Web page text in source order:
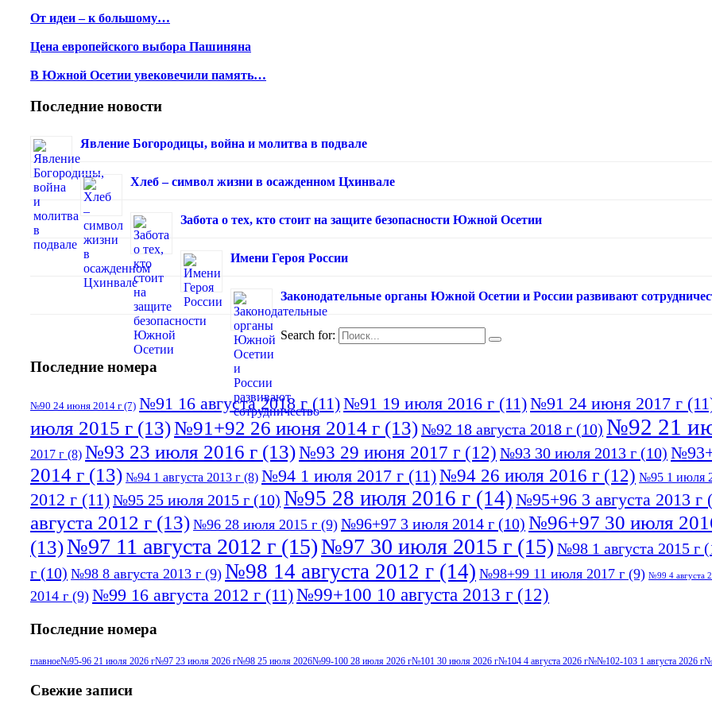
От идеи – к большому…
Цена европейского выбора Пашиняна
В Южной Осетии увековечили память…
Последние новости
Явление Богородицы, война и молитва в подвале
Хлеб – символ жизни в осажденном Цхинвале
Забота о тех, кто стоит на защите безопасности Южной Осетии
Имени Героя России
Законодательные органы Южной Осетии и России развивают
Search for:
Последние номера
№90 24 июня 2014 г (7) №91 16 августа 2018 г (11)№91 19 июля 2016 г (11)№91 24 июня 2017 г
июля 2015 г (13)№91+92 26 июня 2014 г (13)№92 18 августа 2018 г (10) №92 21
2017 г (8) №93 23 июля 2016 г (13)№93 29 июня 2017 г (12) №93 30 июля 2013 г (10)
2014 г (13) №94 1 августа 2013 г (8) №94 1 июля 2017 г (11)№94 26 июля 2016 г (12) №95 1 июля
2012 г (11)№95 25 июля 2015 г (10) №95 28 июля 2016 г (14) №95+96 3 августа 2013 г
августа 2012 г (13) №96 28 июля 2015 г (9) №96+97 3 июля 2014 г (10) №96+97 30 июля
(13)№97 11 августа 2012 г (15)№97 30 июля 2015 г (15) №98 1 августа 2015 г
г (10) №98 8 августа 2013 г (9) №98 14 августа 2012 г (14) №98+99 11 июля 2017 г (9) №99 4 августа
2014 г (9) №99 16 августа 2012 г (11)№99+100 10 августа 2013 г (12)
Последние номера
главное№95-96 21 июля 2026 г№97 23 июля 2026 г№98 25 июля 2026№99-100 28 июля 2026 г№101 30 июля 2026 г№104 4 августа 2026 г№№102-103 1 августа 2026 г
Свежие записи